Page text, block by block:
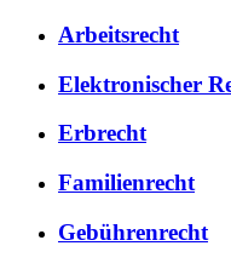
Arbeitsrecht
Elektronischer
Erbrecht
Familienrecht
Gebührenrecht